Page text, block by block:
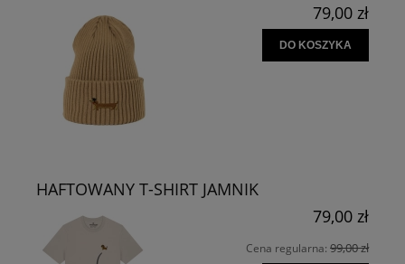
79,00 zł
DO KOSZYKA
HAFTOWANY T-SHIRT JAMNIK
79,00 zł
Cena regularna: 99,00 zł